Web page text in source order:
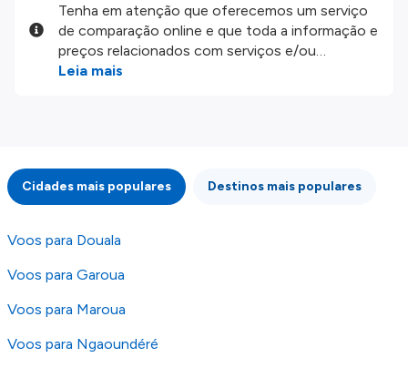
Tenha em atenção que oferecemos um serviço
de comparação online e que toda a informação e
preços relacionados com serviços e/ou
produtos disponíveis no nosso website são
integridade ou pela precisão da informação
publicada, por isso verifique com atenção todas
as condições no website do parceiro antes de
fazer uma reserva. Para mais detalhes verifique
os nossos
Leia mais
Cidades mais populares Destinos mais populares
Voos para Douala
Voos para Garoua
Voos para Maroua
Voos para Ngaoundéré